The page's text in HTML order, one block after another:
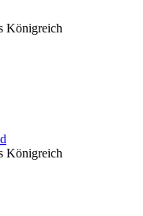
Königreich
Königreich